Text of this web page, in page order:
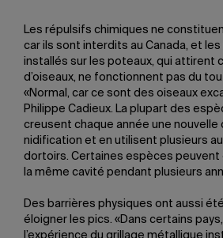
Les répulsifs chimiques ne
car ils sont interdits au Canada, et
installés sur les poteaux, qui attirent
d’oiseaux, ne fonctionnent pas du
«Normal, car ce sont des oiseaux
Philippe Cadieux. La plupart des
creusent chaque année une nouvelle
nidification et en utilisent plusieurs
dortoirs. Certaines espèces
la même cavité pendant plusieurs
Des barrières physiques ont aussi
éloigner les pics. «Dans certains
l’expérience du grillage métallique